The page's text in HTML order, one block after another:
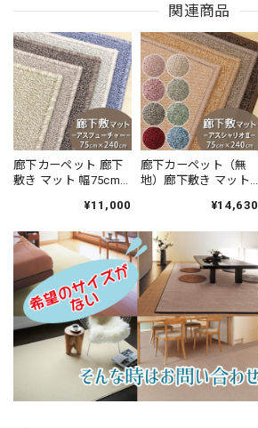
関連商品
廊下カーペット 廊下
敷き マット 幅75cm×
全の「SEK 抗ウイル
加工」雰囲気のある
杢調 無地 ループタイ
プ 全5色 防炎ラベル
付『アスフューチャ
ー/FUT』
¥11,000
廊下カーペット（無
地）廊下敷き マット
薄型タイプでドアに
高い耐久性と強力な
はっ水・はつ油性の
防汚ラグ 防炎ラベル
付『アスシャリオ
2/CRO』
¥14,630